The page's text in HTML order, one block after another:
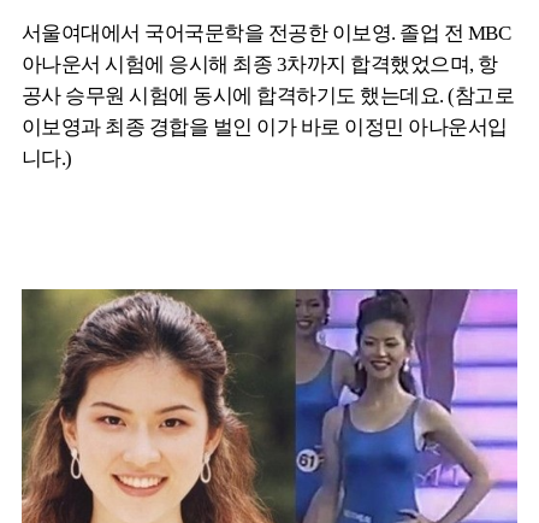
서울여대에서 국어국문학을 전공한 이보영. 졸업 전 MBC
아나운서 시험에 응시해 최종 3차까지 합격했었으며, 항
공사 승무원 시험에 동시에 합격하기도 했는데요. (참고로
이보영과 최종 경합을 벌인 이가 바로 이정민 아나운서입
니다.)